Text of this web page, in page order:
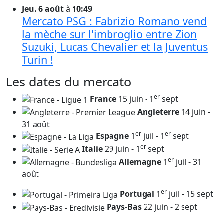
Jeu. 6 aoûtà 10:49
Mercato PSG : Fabrizio Romano vend
la mèche sur l'imbroglio entre Zion
Suzuki, Lucas Chevalier et la Juventus
Turin !
Les dates du mercato
France 15 juin - 1er sept
Angleterre 14 juin -
31 août
Espagne 1er juil - 1er sept
Italie29 juin - 1er sept
Allemagne 1er juil - 31
août
Portugal 1er juil - 15 sept
Pays-Bas22 juin - 2 sept